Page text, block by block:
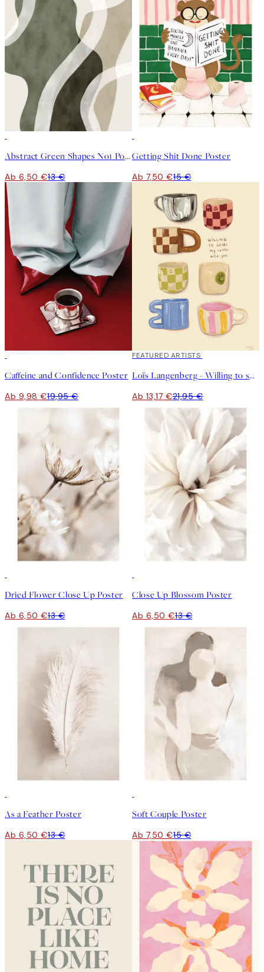
Abstract Green Shapes No1 Poster
Ab 6,50 €13 €
Getting Shit Done Poster
Ab 7,50 €15 €
Caffeine and Confidence Poster
Ab 9,98 €19,95 €
40%*
FEATURED ARTISTS
Loïs Langenberg - Willing to share my Coffe with you Poster
Ab 13,17 €21,95 €
Dried Flower Close Up Poster
Ab 6,50 €13 €
Close Up Blossom Poster
Ab 6,50 €13 €
As a Feather Poster
Ab 6,50 €13 €
Soft Couple Poster
Ab 7,50 €15 €